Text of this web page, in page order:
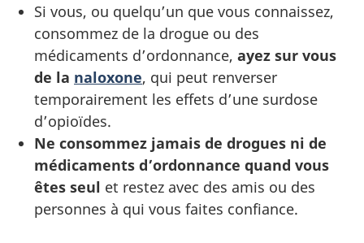
Si vous, ou quelqu’un que vous connaissez,
consommez de la drogue ou des
médicaments d’ordonnance, ayez sur vous
de la naloxone, qui peut renverser
temporairement les effets d’une surdose
d’opioïdes.
Ne consommez jamais de drogues ni de
médicaments d’ordonnance quand vous
êtes seul et restez avec des amis ou des
personnes à qui vous faites confiance.